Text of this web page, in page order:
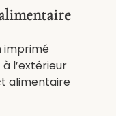
imprimé
l’extérieur
alimentaire